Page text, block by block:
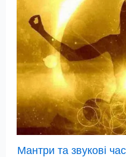
Мантри та звукові